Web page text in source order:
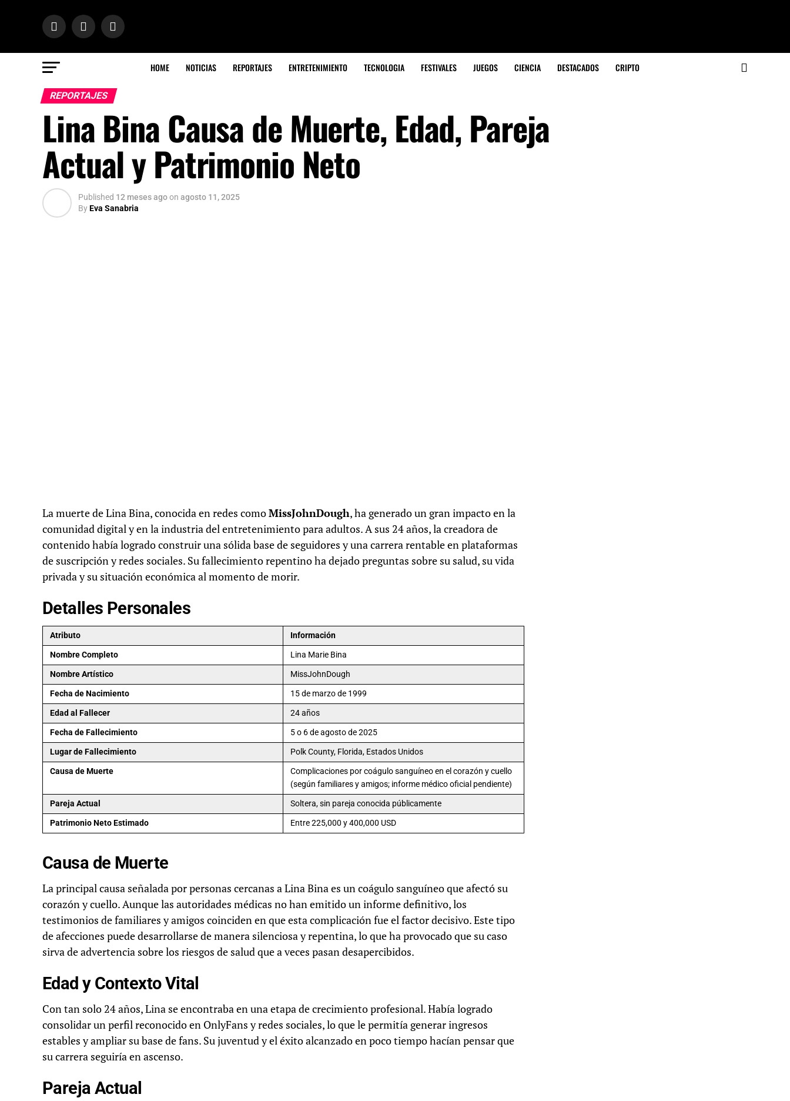
HOME NOTICIAS REPORTAJES ENTRETENIMIENTO TECNOLOGIA FESTIVALES JUEGOS CIENCIA DESTACADOS CRIPTO
REPORTAJES
Lina Bina Causa de Muerte, Edad, Pareja
Actual y Patrimonio Neto
Published 12 meses agoon agosto 11, 2025
ByEva Sanabria
La muerte de Lina Bina, conocida en redes comoMissJohnDough, ha generado un gran impacto en la
comunidad digital y en la industria del entretenimiento para adultos. A sus 24 años, la creadora de
contenido había logrado construir una sólida base de seguidores y una carrera rentable en plataformas
de suscripción y redes sociales. Su fallecimiento repentino ha dejado preguntas sobre su salud, su vida
privada y su situación económica al momento de morir.
Detalles Personales
Atributo
Información
Nombre Completo
Lina Marie Bina
Nombre Artístico
MissJohnDough
Fecha de Nacimiento
15 de marzo de 1999
Edad al Fallecer
24 años
Fecha de Fallecimiento
5 o 6 de agosto de 2025
Lugar de Fallecimiento
Polk County, Florida, Estados Unidos
Causa de Muerte
Complicaciones por coágulo sanguíneo en el corazón y cuello
(según familiares y amigos; informe médico oficial pendiente)
Pareja Actual
Soltera, sin pareja conocida públicamente
Patrimonio Neto Estimado
Entre 225,000 y 400,000 USD
Causa de Muerte
La principal causa señalada por personas cercanas a Lina Bina es un coágulo sanguíneo que afectó su
corazón y cuello. Aunque las autoridades médicas no han emitido un informe definitivo, los
testimonios de familiares y amigos coinciden en que esta complicación fue el factor decisivo. Este tipo
de afecciones puede desarrollarse de manera silenciosa y repentina, lo que ha provocado que su caso
sirva de advertencia sobre los riesgos de salud que a veces pasan desapercibidos.
Edad y Contexto Vital
Con tan solo 24 años, Lina se encontraba en una etapa de crecimiento profesional. Había logrado
consolidar un perfil reconocido en OnlyFans y redes sociales, lo que le permitía generar ingresos
estables y ampliar su base de fans. Su juventud y el éxito alcanzado en poco tiempo hacían pensar que
su carrera seguiría en ascenso.
Pareja Actual